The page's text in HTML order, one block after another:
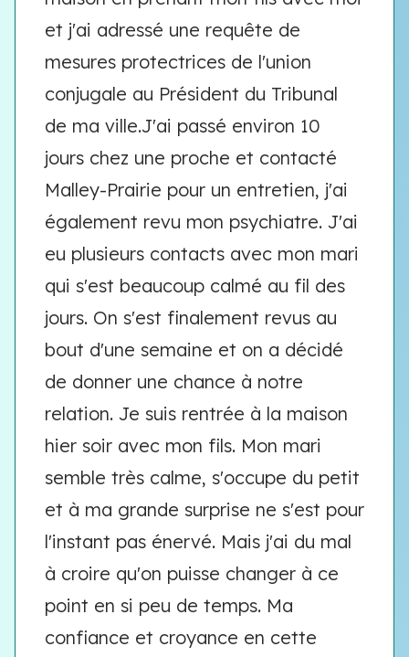
et j'ai adressé une requête de
mesures protectrices de l'union
conjugale au Président du Tribunal
de ma ville.J'ai passé environ 10
jours chez une proche et contacté
Malley-Prairie pour un entretien, j'ai
également revu mon psychiatre. J'ai
eu plusieurs contacts avec mon mari
qui s'est beaucoup calmé au fil des
jours. On s'est finalement revus au
bout d'une semaine et on a décidé
de donner une chance à notre
relation. Je suis rentrée à la maison
hier soir avec mon fils. Mon mari
semble très calme, s'occupe du petit
et à ma grande surprise ne s'est pour
l'instant pas énervé. Mais j'ai du mal
à croire qu'on puisse changer à ce
point en si peu de temps. Ma
confiance et croyance en cette